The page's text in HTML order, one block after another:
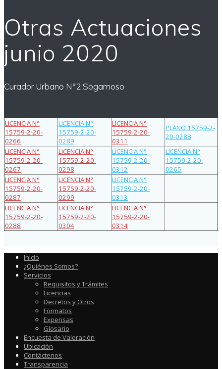
Otras Actuaciones
junio 2020
Curador Urbano N°2 Sogamoso
LICENCIA N°
15759-2-20-
0266
LICENCIA N°
15759-2-20-
0289
LICENCIA N°
15759-2-20-
0311
PLANO 15759-2-
20-0288
LICENCIA N°
15759-2-20-
0267
LICENCIA N°
15759-2-20-
0298
LICENCIA N°
15759-2-20-
0312
LICENCIA N°
15759-2-20-
0265
LICENCIA N°
15759-2-20-
0287
LICENCIA N°
15759-2-20-
0299
LICENCIA N°
15759-2-20-
0313
LICENCIA N°
15759-2-20-
0288
LICENCIA N°
15759-2-20-
0304
LICENCIA N°
15759-2-20-
0314
Inicio
¿Quiénes Somos?
Servicios
Requisitos y Trámites
Licencias
Decretos y Otros
Formatos
Expensas
Glosario
Encuesta de Valoración
Ubicación
Contáctenos
Transparencia